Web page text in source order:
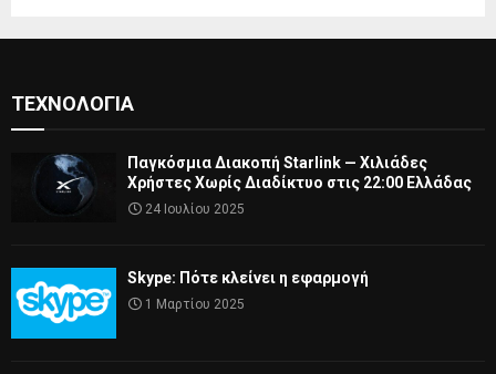
ΤΕΧΝΟΛΟΓΊΑ
Παγκόσμια Διακοπή Starlink — Χιλιάδες
Χρήστες Χωρίς Διαδίκτυο στις 22:00 Ελλάδας
24 Ιουλίου 2025
Skype: Πότε κλείνει η εφαρμογή
1 Μαρτίου 2025